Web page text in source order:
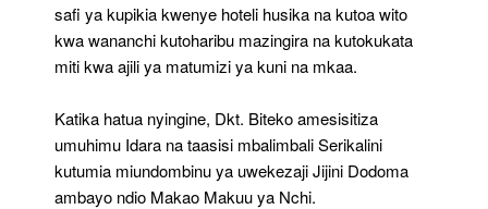
safi ya kupikia kwenye hoteli husika na kutoa wito
kwa wananchi kutoharibu mazingira na kutokukata
miti kwa ajili ya matumizi ya kuni na mkaa.
Katika hatua nyingine, Dkt. Biteko amesisitiza
umuhimu Idara na taasisi mbalimbali Serikalini
kutumia miundombinu ya uwekezaji Jijini Dodoma
ambayo ndio Makao Makuu ya Nchi.